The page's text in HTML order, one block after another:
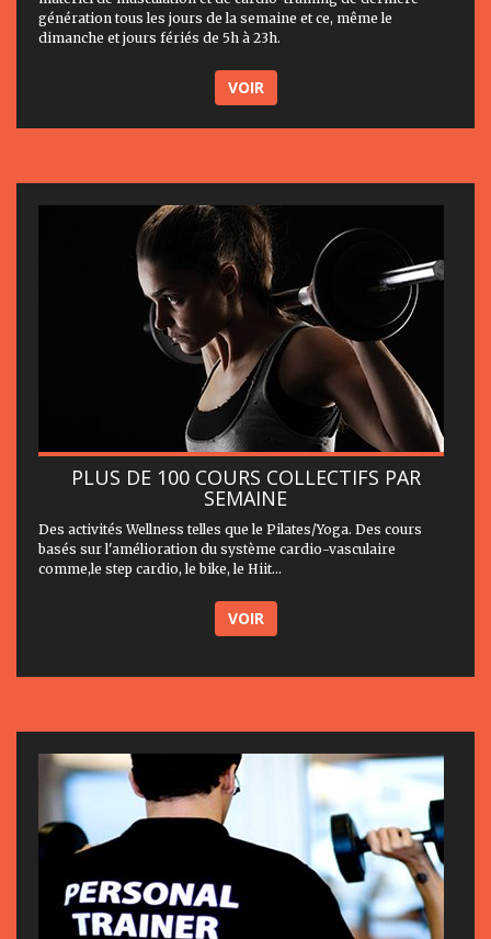
génération tous les jours de la semaine et ce, même le
dimanche et jours fériés de 5h à 23h.
VOIR
PLUS DE 100 COURS COLLECTIFS PAR
SEMAINE
Des activités Wellness telles que le Pilates/Yoga. Des cours
basés sur l'amélioration du système cardio-vasculaire
comme,le step cardio, le bike, le Hiit...
VOIR